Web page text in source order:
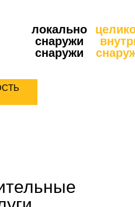
локально
снаружи
снаружи